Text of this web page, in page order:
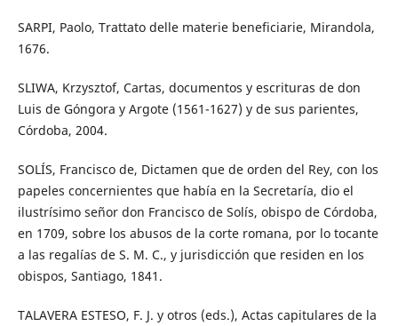
SARPI, Paolo, Trattato delle materie beneficiarie, Mirandola,
1676.
SLIWA, Krzysztof, Cartas, documentos y escrituras de don
Luis de Góngora y Argote (1561-1627) y de sus parientes,
Córdoba, 2004.
SOLÍS, Francisco de, Dictamen que de orden del Rey, con los
papeles concernientes que había en la Secretaría, dio el
ilustrísimo señor don Francisco de Solís, obispo de Córdoba,
en 1709, sobre los abusos de la corte romana, por lo tocante
a las regalías de S. M. C., y jurisdicción que residen en los
obispos, Santiago, 1841.
TALAVERA ESTESO, F. J. y otros (eds.), Actas capitulares de la